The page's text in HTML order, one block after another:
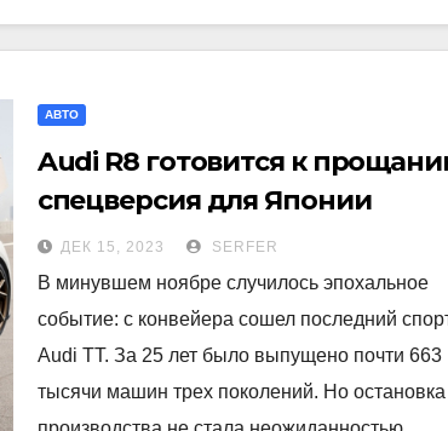
АВТО
Audi R8 готовится к
спецверсия для Японии
ДЕК 15, 2023 SERFER
В минувшем ноябре случилось эпохальное
событие: с конвейера сошел последний
Audi TT. За 25 лет было выпущено почти 663
тысячи машин трех поколений. Но остановка